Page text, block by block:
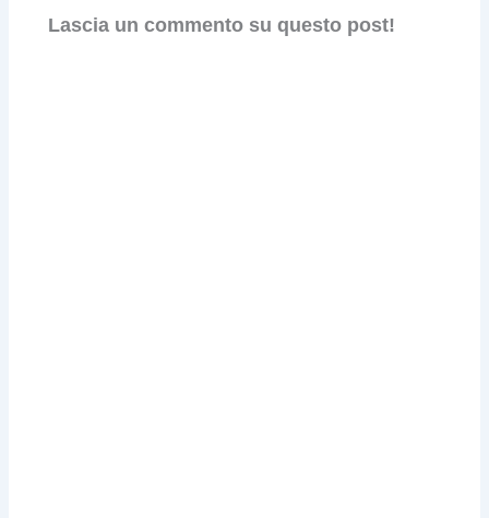
Lascia un commento su questo post!